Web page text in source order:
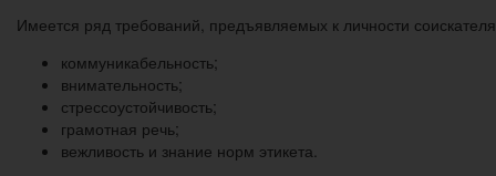
Имеется ряд требований, предъявляемых к личности
коммуникабельность;
внимательность;
стрессоустойчивость;
грамотная речь;
вежливость и знание норм этикета.